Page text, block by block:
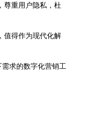
尊重用户隐私，杜
值得作为现代化解
求的数字化营销工